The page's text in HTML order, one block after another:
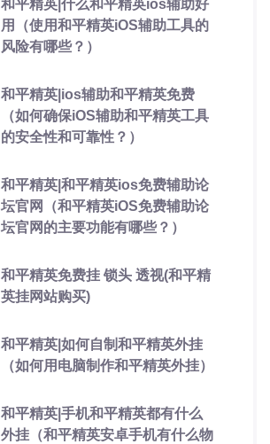
和平精英|什么和平精英ios辅助好
用（使用和平精英iOS辅助工具的
风险有哪些？）
和平精英|ios辅助和平精英免费
（如何确保iOS辅助和平精英工具
的安全性和可靠性？）
和平精英|和平精英ios免费辅助论
坛官网（和平精英iOS免费辅助论
坛官网的主要功能有哪些？）
和平精英免费挂 锁头 透视(和平精
英挂网站购买)
和平精英|如何自制和平精英外挂
（如何用电脑制作和平精英外挂）
和平精英|手机和平精英都有什么
外挂（和平精英安卓手机有什么物